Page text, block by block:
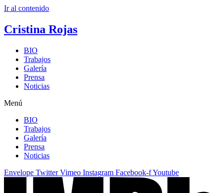
Ir al contenido
Cristina Rojas
BIO
Trabajos
Galería
Prensa
Noticias
Menú
BIO
Trabajos
Galería
Prensa
Noticias
Envelope Twitter Vimeo Instagram Facebook-fYoutube